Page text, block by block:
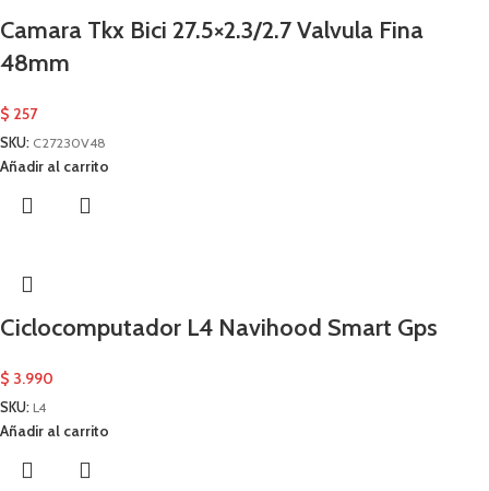
Camara Tkx Bici 27.5×2.3/2.7 Valvula Fina
48mm
$ 257
SKU: C27230V48
Añadir al carrito
Ciclocomputador L4 Navihood Smart Gps
$ 3.990
SKU: L4
Añadir al carrito